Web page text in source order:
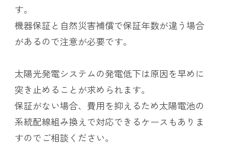
す。
機器保証と自然災害補償で保証年数が違う場合
があるので注意が必要です。
太陽光発電システムの発電低下は原因を早めに
突き止めることが求められます。
保証がない場合、費用を抑えるため太陽電池の
系統配線組み換えで対応できるケースもありま
すのでご相談ください。